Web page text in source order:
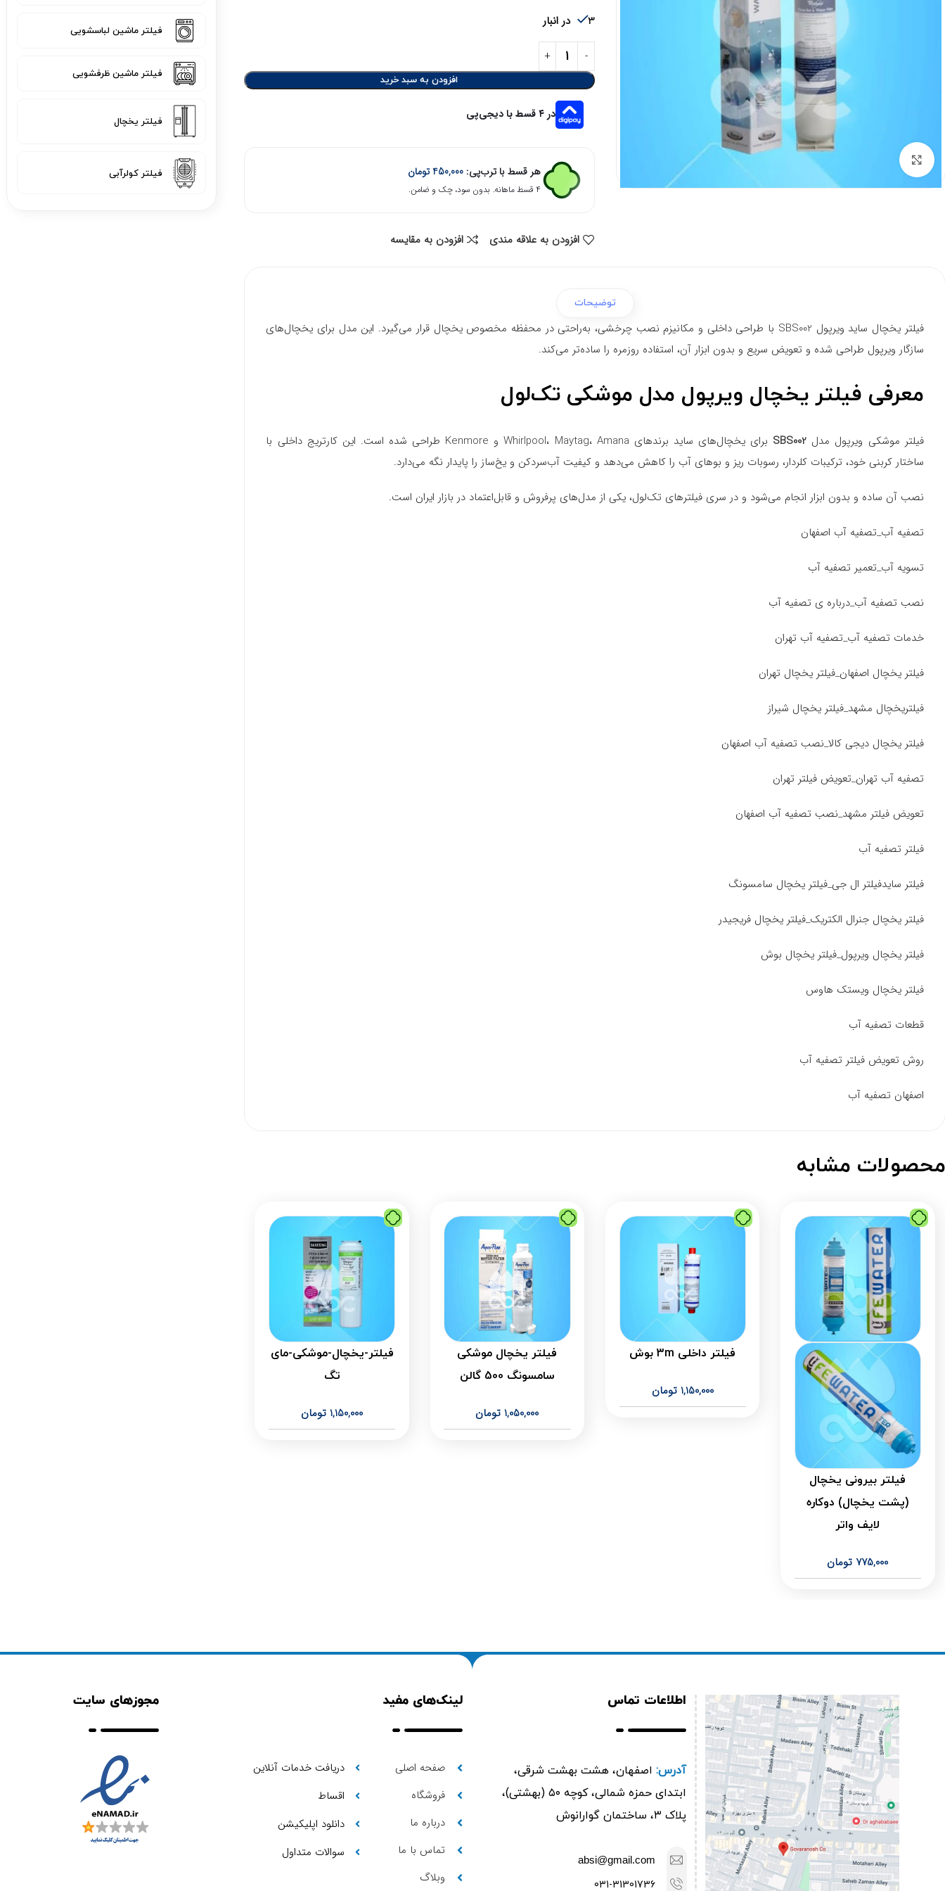
برای بزرگنمایی کلیک کنید
3 در انبار
افزودن به سبد خرید
در ۴ قسط با دیجی‌پی
هر قسط با ترب‌پی: 450,000تومان
۴ قسط ماهانه. بدون سود، چک و ضامن.
افزودن به علاقه مندی افزودن به مقایسه
توضیحات
فیلتر یخچال ساید ویرپول SBS002 با طراحی داخلی و مکانیزم نصب چرخشی، به‌راحتی در محفظه مخصوص یخچال قرار می‌گیرد. این مدل برای یخچال‌های
سازگار ویرپول طراحی شده و تعویض سریع و بدون ابزار آن، استفاده روزمره را ساده‌تر می‌کند.
معرفی فیلتر یخچال ویرپول مدل موشکی تک‌لول
فیلتر موشکی ویرپول مدل SBS002
برای یخچال‌های ساید برندهای Whirlpool، Maytag، Amana و Kenmore طراحی شده است. این کارتریج داخلی با
ساختار کربنی خود، ترکیبات کلردار، رسوبات ریز و بوهای آب را کاهش می‌دهد و کیفیت آب‌سردکن و یخ‌ساز را پایدار نگه می‌دارد.
نصب آن ساده و بدون ابزار انجام می‌شود و در سری فیلترهای تک‌لول، یکی از مدل‌های پرفروش و قابل‌اعتماد در بازار ایران است.
تصفیه آب_تصفیه آب اصفهان
تسویه آب_تعمیر تصفیه آب
نصب تصفیه آب_درباره ی تصفیه آب
خدمات تصفیه آب_تصفیه آب تهران
فیلتر یخچال اصفهان_فیلتر یخچال تهران
فیلتریخچال مشهد_فیلتر یخچال شیراز
فیلتر یخچال دیجی کالا_نصب تصفیه آب اصفهان
تصفیه آب تهران_تعویض فیلتر تهران
تعویض فیلتر مشهد_نصب تصفیه آب اصفهان
فیلتر تصفیه آب
فیلتر سایدفیلتر ال جی_فیلتر یخچال سامسونگ
فیلتر یخچال جنرال الکتریک_فیلتر یخچال فریجیدر
فیلتر یخچال ویرپول_فیلتر یخچال بوش
فیلتر یخچال ویستک هاوس
قطعات تصفیه آب
روش تعویض فیلتر تصفیه آب
اصفهان تصفیه آب
محصولات مشابه
فیلتر بیرونی یخچال
(پشت یخچال) دوکاره
لایف واتر
775,000 تومان
فیلتر داخلی 3m بوش
1,150,000 تومان
فیلتر یخچال موشکی
سامسونگ 500 گالن
1,050,000 تومان
فیلتر-یخچال-موشکی-مای
تگ
1,150,000 تومان
فیلتر ماشین لباسشویی
فیلتر ماشین ظرفشویی
فیلتر یخچال
فیلتر کولرآبی
اطلاعات تماس
آدرس:اصفهان، هشت بهشت شرقی،
ابتدای حمزه شمالی، کوچه ۵۰ (بهشتی)،
پلاک ۳، ساختمان گوارانوش
absi@gmail.com
031-31301736
لینک‌های مفید
صفحه اصلی
فروشگاه
درباره ما
تماس با ما
وبلاگ
دریافت خدمات آنلاین
اقساط
دانلود اپلیکیشن
سوالات متداول
مجوزهای سایت